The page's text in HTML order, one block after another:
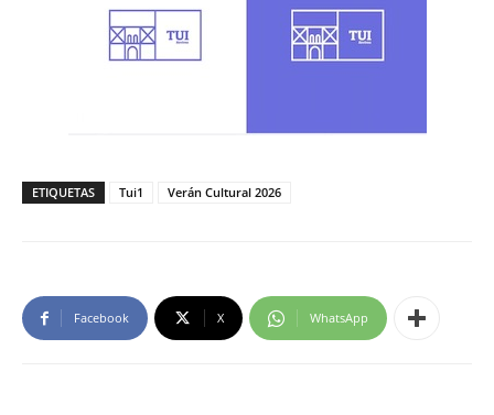
ETIQUETAS Tui1 Verán Cultural 2026
Facebook X WhatsApp